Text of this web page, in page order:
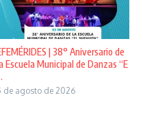
| 38° Aniversario de
Escuela Municipal de Danzas “E
de agosto de 2026